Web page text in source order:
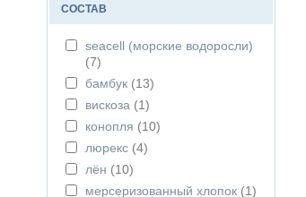
СОСТАВ
seacell (морские водоросли)
(7)
бамбук (13)
вискоза (1)
конопля (10)
люрекс (4)
лён (10)
мерсеризованный хлопок (1)